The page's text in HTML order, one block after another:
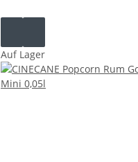
Auf Lager